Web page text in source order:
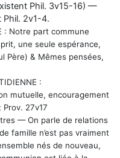
Phil. 3v15-16) —
Phil. 2v1-4.
: Notre part commune
une seule espérance,
Père) & Mêmes pensées,
:
mutuelle, encouragement
27v17
— On parle de relations
famille n’est pas vraiment
nés de nouveau,